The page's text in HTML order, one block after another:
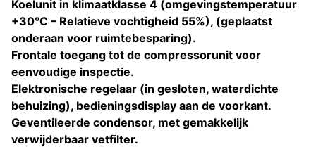
Koelunit in klimaatklasse 4 (omgevingstemperatuur
+30°C – Relatieve vochtigheid 55%), (geplaatst
onderaan voor ruimtebesparing).
Frontale toegang tot de compressorunit voor
eenvoudige inspectie.
Elektronische regelaar (in gesloten, waterdichte
behuizing), bedieningsdisplay aan de voorkant.
Geventileerde condensor, met gemakkelijk
verwijderbaar vetfilter.